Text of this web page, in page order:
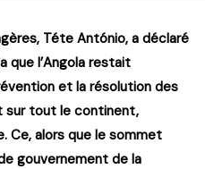
Téte António, a déclaré
que l’Angola restait
et la résolution des
sur tout le continent,
Ce, alors que le sommet
gouvernement de la